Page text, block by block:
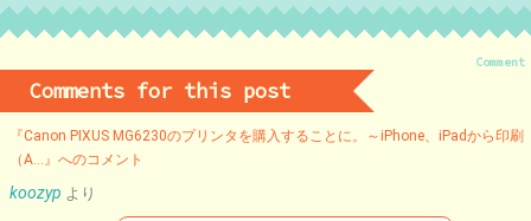
Comment
Comments for this post
『Canon PIXUS MG6230のプリンタを購入することに。～iPhone、iPadから印刷
（A…』へのコメント
koozyp より